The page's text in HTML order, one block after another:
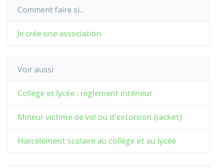
Comment faire si...
Je crée une association
Voir aussi
Collège et lycée : règlement intérieur
Mineur victime de vol ou d'extorsion (racket)
Harcèlement scolaire au collège et au lycée